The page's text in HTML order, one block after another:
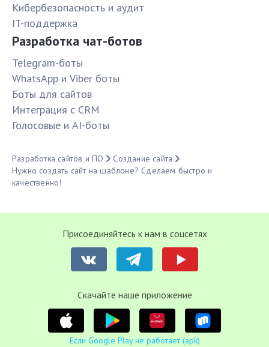
Кибербезопасность и аудит
IT-поддержка
Разработка чат-ботов
Telegram-боты
WhatsApp и Viber боты
Боты для сайтов
Интеграция с CRM
Голосовые и AI-боты
Разработка сайтов и ПО
Создание сайта
Нужно создать сайт на шаблоне? Сделаем быстро и
качественно!
Присоединяйтесь к нам в соцсетях
Cкачайте наше приложение
Если Google Play не работает (apk)